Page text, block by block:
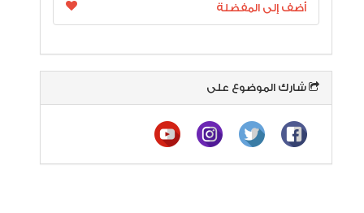
أضف إلى المفضلة
شارك الموضوع على